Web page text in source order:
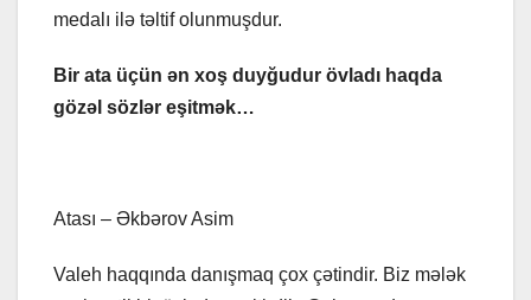
medalı ilə təltif olunmuşdur.
Bir ata üçün ən xoş duyğudur övladı haqda
gözəl sözlər eşitmək…
Atası – Əkbərov Asim
Valeh haqqında danışmaq çox çətindir. Biz mələk